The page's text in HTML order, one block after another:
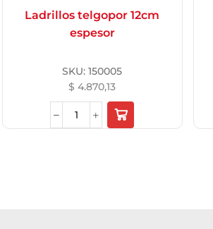
Ladrillos telgopor 12cm
espesor
SKU:150005
$ 4.870,13